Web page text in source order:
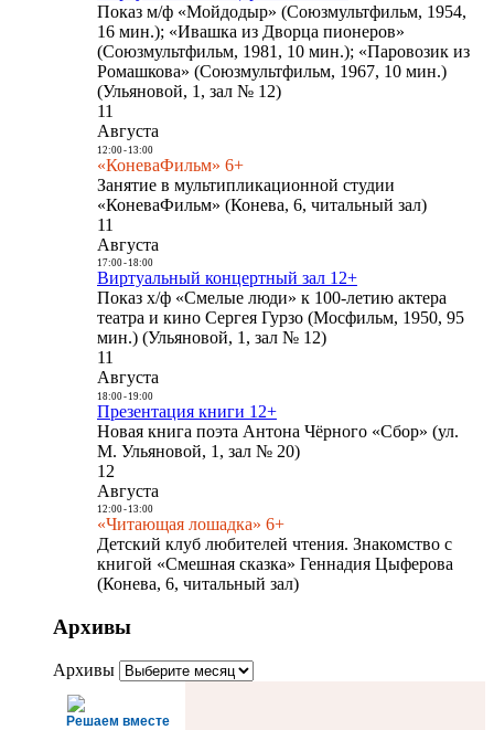
Показ м/ф «Мойдодыр» (Союзмультфильм, 1954,
16 мин.); «Ивашка из Дворца пионеров»
(Союзмультфильм, 1981, 10 мин.); «Паровозик из
Ромашкова» (Союзмультфильм, 1967, 10 мин.)
(Ульяновой, 1, зал № 12)
11
Августа
12:00- 13:00
«КоневаФильм» 6+
Занятие в мультипликационной студии
«КоневаФильм» (Конева, 6, читальный зал)
11
Августа
17:00- 18:00
Виртуальный концертный зал 12+
Показ х/ф «Смелые люди» к 100-летию актера
театра и кино Сергея Гурзо (Мосфильм, 1950, 95
мин.) (Ульяновой, 1, зал № 12)
11
Августа
18:00- 19:00
Презентация книги 12+
Новая книга поэта Антона Чёрного «Сбор» (ул.
М. Ульяновой, 1, зал № 20)
12
Августа
12:00- 13:00
«Читающая лошадка» 6+
Детский клуб любителей чтения. Знакомство с
книгой «Смешная сказка» Геннадия Цыферова
(Конева, 6, читальный зал)
Архивы
Архивы
Решаем вместе